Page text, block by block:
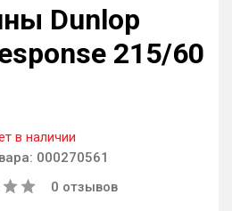
Dunlop
215/60
в наличии
000270561
0 отзывов